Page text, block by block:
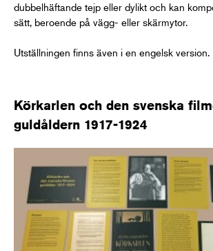
dubbelhäftande tejp eller dylikt och kan
sätt, beroende på vägg- eller skärmytor.
Utställningen finns även i en engelsk version.
Körkarlen och den svenska
guldåldern 1917-1924